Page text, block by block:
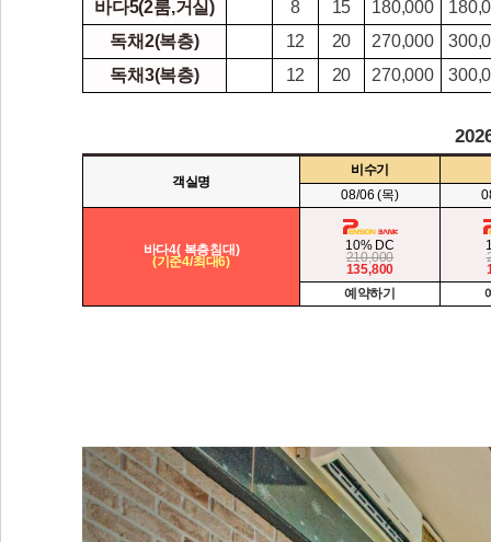
바다5(2룸,거실) 8 15 180,000
독채2(복층)
12 20 270,000
독채3(복층)
12 20 270,000